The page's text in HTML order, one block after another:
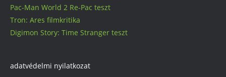
Pac-Man World 2 Re-Pac teszt
Tron: Ares filmkritika
Digimon Story: Time Stranger teszt
adatvédelmi nyilatkozat